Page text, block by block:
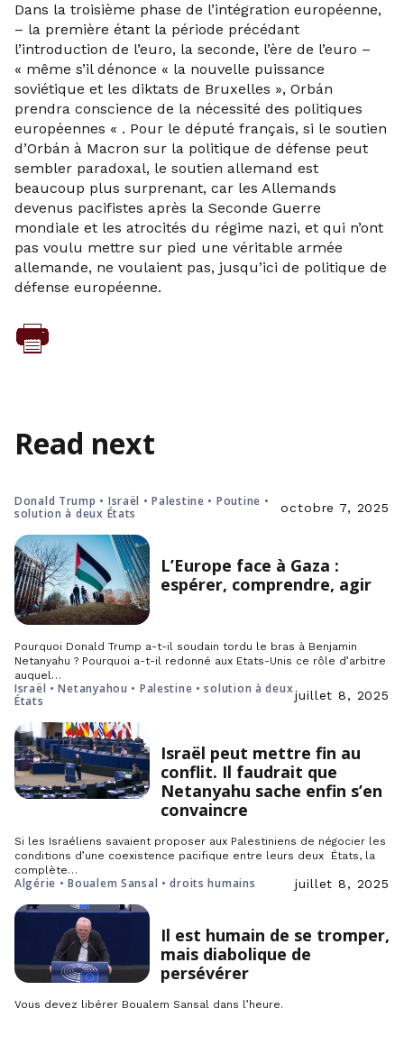
Dans la troisième phase de l’intégration européenne,
– la première étant la période précédant
l’introduction de l’euro, la seconde, l’ère de l’euro –
« même s’il dénonce « la nouvelle puissance
soviétique et les diktats de Bruxelles », Orbán
prendra conscience de la nécessité des politiques
européennes « . Pour le député français, si le soutien
d’Orbán à Macron sur la politique de défense peut
sembler paradoxal, le soutien allemand est
beaucoup plus surprenant, car les Allemands
devenus pacifistes après la Seconde Guerre
mondiale et les atrocités du régime nazi, et qui n’ont
pas voulu mettre sur pied une véritable armée
allemande, ne voulaient pas, jusqu’ici de politique de
défense européenne.
Read next
Donald Trump • Israël • Palestine • Poutine •
solution à deux États
octobre 7, 2025
L’Europe face à Gaza :
espérer, comprendre, agir
Pourquoi Donald Trump a-t-il soudain tordu le bras à Benjamin
Netanyahu ? Pourquoi a-t-il redonné aux Etats-Unis ce rôle d’arbitre
auquel…
Israël • Netanyahou • Palestine • solution à deux
États
juillet 8, 2025
Israël peut mettre fin au
conflit. Il faudrait que
Netanyahu sache enfin s’en
convaincre
Si les Israéliens savaient proposer aux Palestiniens de négocier les
conditions d’une coexistence pacifique entre leurs deux États, la
complète…
Algérie • Boualem Sansal • droits humains juillet 8, 2025
Il est humain de se tromper,
mais diabolique de
persévérer
Vous devez libérer Boualem Sansal dans l’heure.